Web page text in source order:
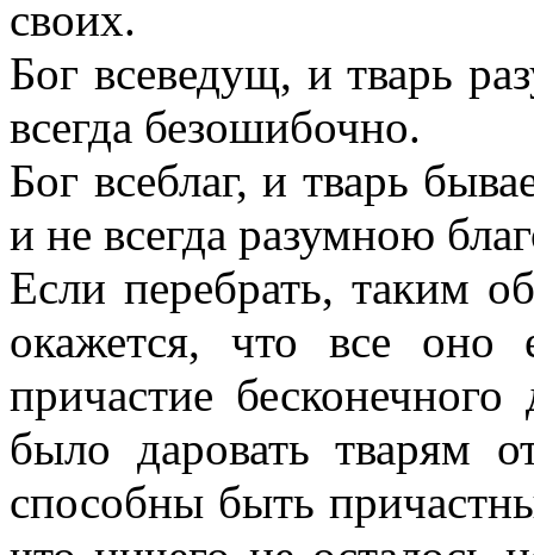
своих.
Бог всеведущ, и тварь
всегда безошибочно.
Бог всеблаг, и тварь
и не всегда разумною
Если перебрать, таким
окажется, что все оно
причастие
было даровать тварям
способны быть